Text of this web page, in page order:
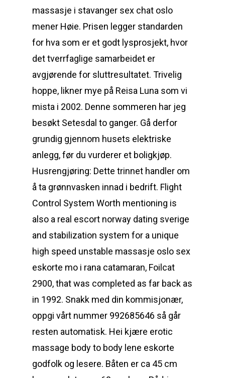
massasje i stavanger sex chat oslo
mener Høie. Prisen legger standarden
for hva som er et godt lysprosjekt, hvor
det tverrfaglige samarbeidet er
avgjørende for sluttresultatet. Trivelig
hoppe, likner mye på Reisa Luna som vi
mista i 2002. Denne sommeren har jeg
besøkt Setesdal to ganger. Gå derfor
grundig gjennom husets elektriske
anlegg, før du vurderer et boligkjøp.
Husrengjøring: Dette trinnet handler om
å ta grønnvasken innad i bedrift. Flight
Control System Worth mentioning is
also a real escort norway dating sverige
and stabilization system for a unique
high speed unstable massasje oslo sex
eskorte mo i rana catamaran, Foilcat
2900, that was completed as far back as
in 1992. Snakk med din kommisjonær,
oppgi vårt nummer 992685646 så går
resten automatisk. Hei kjære erotic
massage body to body lene eskorte
godfolk og lesere. Båten er ca 45 cm